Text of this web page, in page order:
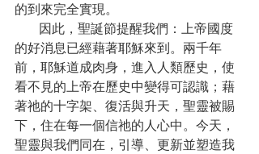
的到來完全實現。
的好消息已經藉著耶穌來到。兩千年
前，耶穌道成肉身，進入人類歷史，使
看不見的上帝在歷史中變得可認識；藉
著祂的十字架、復活與升天，聖靈被賜
下，住在每一個信祂的人心中。今天，
聖靈與我們同在，引導、更新並塑造我